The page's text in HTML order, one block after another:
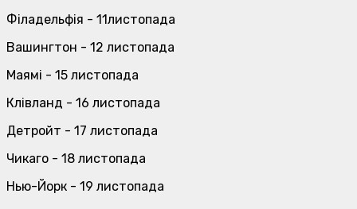
Філадельфія - 11листопада
Вашингтон - 12 листопада
Маямі - 15 листопада
Клівланд - 16 листопада
Детройт - 17 листопада
Чикаго - 18 листопада
Нью-Йорк - 19 листопада